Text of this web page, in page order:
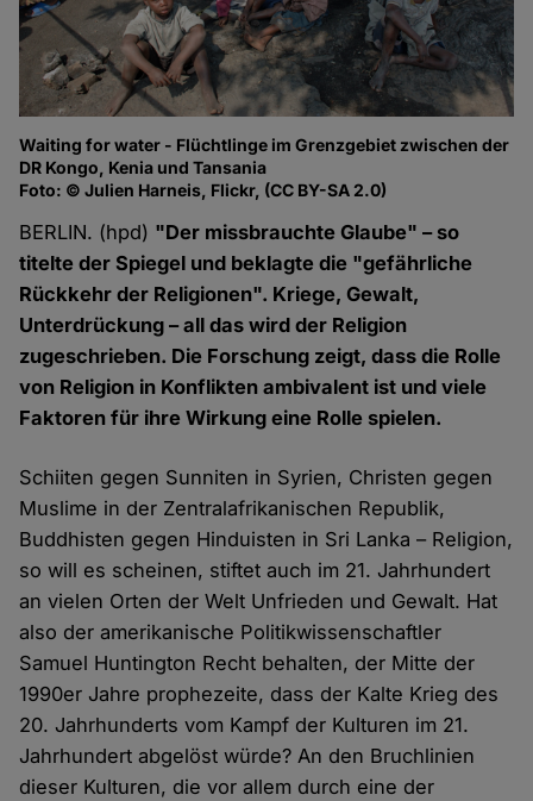
Waiting for water - Flüchtlinge im Grenzgebiet zwischen der
DR Kongo, Kenia und Tansania
Foto: © Julien Harneis, Flickr, (CC BY-SA 2.0)
BERLIN. (hpd) "Der missbrauchte Glaube" – so
titelte der Spiegel und beklagte die "gefährliche
Rückkehr der Religionen". Kriege, Gewalt,
Unterdrückung – all das wird der Religion
zugeschrieben. Die Forschung zeigt, dass die Rolle
von Religion in Konflikten ambivalent ist und viele
Faktoren für ihre Wirkung eine Rolle spielen.
Schiiten gegen Sunniten in Syrien, Christen gegen
Muslime in der Zentralafrikanischen Republik,
Buddhisten gegen Hinduisten in Sri Lanka – Religion,
so will es scheinen, stiftet auch im 21. Jahrhundert
an vielen Orten der Welt Unfrieden und Gewalt. Hat
also der amerikanische Politikwissenschaftler
Samuel Huntington Recht behalten, der Mitte der
1990er Jahre prophezeite, dass der Kalte Krieg des
20. Jahrhunderts vom Kampf der Kulturen im 21.
Jahrhundert abgelöst würde? An den Bruchlinien
dieser Kulturen, die vor allem durch eine der